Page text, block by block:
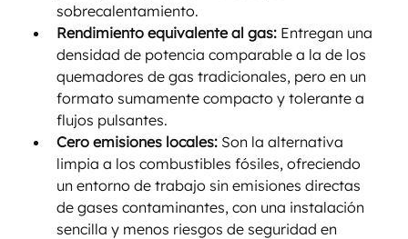
sobrecalentamiento.
Rendimiento equivalente al gas: Entregan una
densidad de potencia comparable a la de los
quemadores de gas tradicionales, pero en un
formato sumamente compacto y tolerante a
flujos pulsantes.
Cero emisiones locales: Son la alternativa
limpia a los combustibles fósiles, ofreciendo
un entorno de trabajo sin emisiones directas
de gases contaminantes, con una instalación
sencilla y menos riesgos de seguridad en